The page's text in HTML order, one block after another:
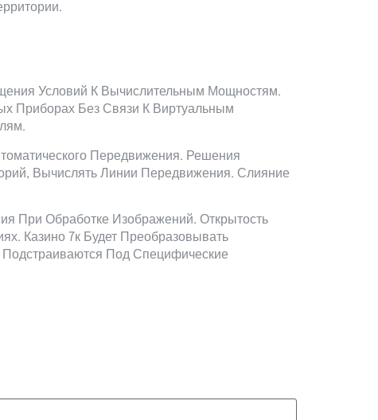
Условий К Вычислительным Мощностям.
Приборах Без Связи К Виртуальным
Передвижения. Решения
Вычислять Линии Передвижения. Слияние
При Обработке Изображений. Открытость
Казино 7к Будет Преобразовывать
Под Специфические